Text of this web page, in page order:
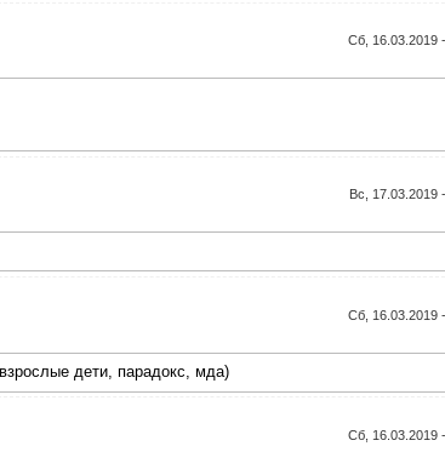
Сб, 16.03.2019
Вс, 17.03.2019
Сб, 16.03.2019
дети, парадокс, мда)
Сб, 16.03.2019